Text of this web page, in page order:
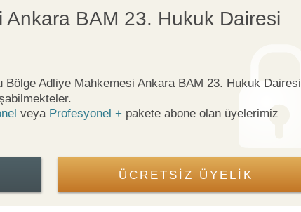
BAM 23. Hukuk Dairesi
Bölge Adliye Mahkemesi Ankara BAM 23. Hukuk Dairesi
veya Profesyonel + pakete abone olan üyelerimiz
ÜCRETSİZ ÜYELİK